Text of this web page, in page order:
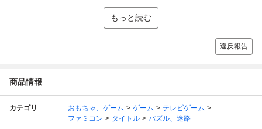
もっと読む
違反報告
商品情報
カテゴリ おもちゃ、ゲーム ゲーム
テレビゲーム
ファミコン
タイトル パズル、迷路